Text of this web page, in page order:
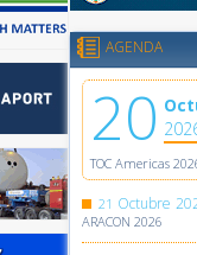
AGENDA
20
TOC Americas
21 Octubre
ARACON 2026